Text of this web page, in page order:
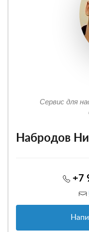
Набродов
+7
Сервис для